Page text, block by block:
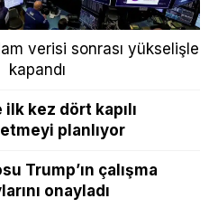
verisi sonrası yükselişle
kapandı
kez dört kapılı
planlıyor
Trump’ın çalışma
onayladı